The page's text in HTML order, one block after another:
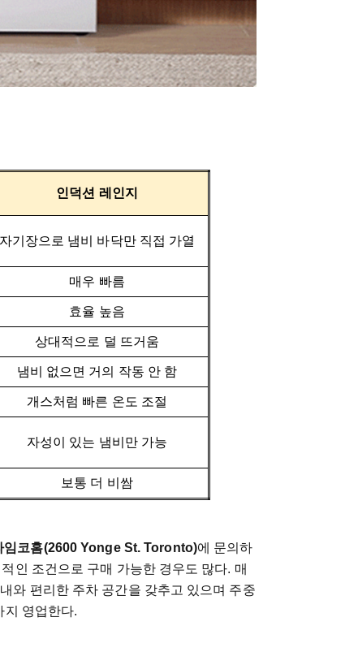
인덕션 레인지
자기장으로 냄비 바닥만 직접 가열
매우 빠름
효율 높음
상대적으로 덜 뜨거움
냄비 없으면 거의 작동 안 함
개스처럼 빠른 온도 조절
자성이 있는 냄비만 가능
보통 더 비쌈
임코홈(2600 Yonge St. Toronto)에 문의하
인 조건으로 구매 가능한 경우도 많다. 매
와 편리한 주차 공간을 갖추고 있으며 주중
지 영업한다.